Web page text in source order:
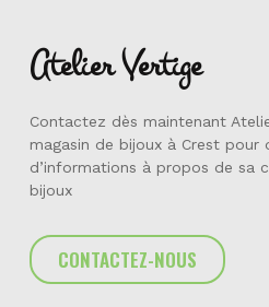
Atelier Vertige
Contactez dès maintenant
magasin de bijoux à Crest pour
d’informations à propos de sa
bijoux
CONTACTEZ-NOUS